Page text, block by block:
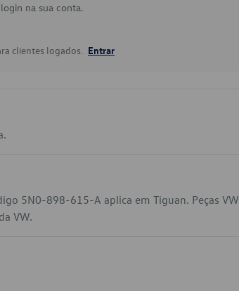
na sua conta.
clientes logados. Entrar
5N0-898-615-A aplica em Tiguan. Peças VW
VW.